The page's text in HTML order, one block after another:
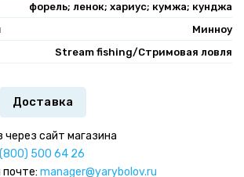
форель; ленок; хариус; кумжа; кунджа
Минноу
Stream fishing/Стримовая ловля
Доставка
сайт магазина
500 64 26
почте: manager@yarybolov.ru